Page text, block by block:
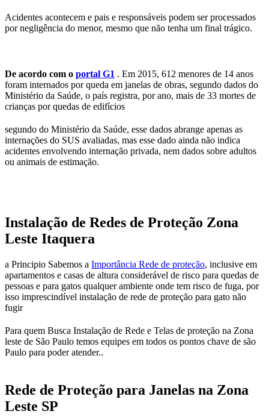
Acidentes acontecem e pais e responsáveis ​​podem ser processados ​​
por negligência do menor, mesmo que não tenha um final trágico.
De acordo com o portal G1 . Em 2015, 612 menores de 14 anos
foram internados por queda em janelas de obras, segundo dados do
Ministério da Saúde, o país registra, por ano, mais de 33 mortes de
crianças por quedas de edifícios
segundo do Ministério da Saúde, esse dados abrange apenas as
internações do SUS avaliadas, mas esse dado ainda não indica
acidentes envolvendo internação privada, nem dados sobre adultos
ou animais de estimação.
Instalação de Redes de Proteção Zona
Leste Itaquera
a Principio Sabemos a Importância Rede de proteção, inclusive em
apartamentos e casas de altura considerável de risco para quedas de
pessoas e para gatos qualquer ambiente onde tem risco de fuga, por
isso imprescindível instalação de rede de proteção para gato não
fugir
Para quem Busca Instalação de Rede e Telas de proteção na Zona
leste de São Paulo temos equipes em todos os pontos chave de são
Paulo para poder atender..
Rede de Proteção para Janelas na Zona
Leste SP